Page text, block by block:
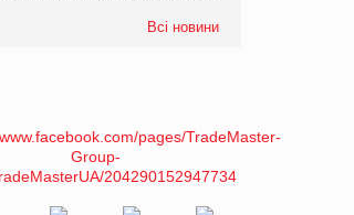
Всі новини